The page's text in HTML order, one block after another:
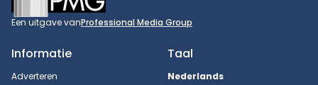
Een uitgave vanProfessional Media Group
Informatie
Adverteren
Taal
Nederlands